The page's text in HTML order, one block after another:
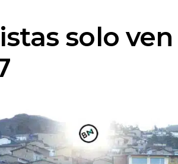
solo